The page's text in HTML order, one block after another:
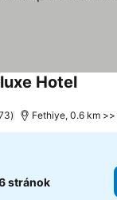
Hotel
Fethiye, 0.6 km
stránok